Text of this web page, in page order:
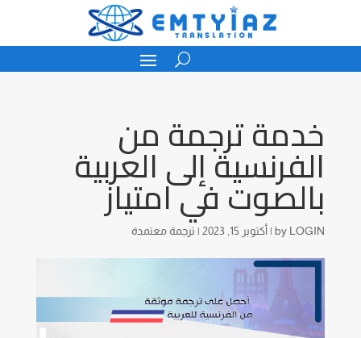
خدمة ترجمة من
الفرنسية إلى العربية
بالصوت في امتياز
by LOGIN
| أكتوبر 15, 2023 | ترجمة معتمدة